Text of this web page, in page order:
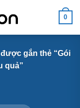
0
gắn thẻ “Gói
quả”